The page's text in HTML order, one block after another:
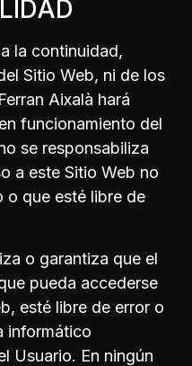
la continuidad,
Sitio Web, ni de los
Aixalà hará
funcionamiento del
se responsabiliza
a este Sitio Web no
o que esté libre de
o garantiza que el
pueda accederse
esté libre de error o
informático
Usuario. En ningún